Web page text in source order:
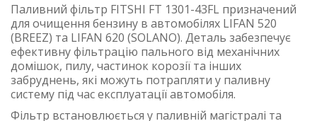
Паливний фільтр FITSHI FT 1301-43FL призначений
для очищення бензину в автомобілях LIFAN 520
(BREEZ) та LIFAN 620 (SOLANO). Деталь забезпечує
ефективну фільтрацію пального від механічних
домішок, пилу, частинок корозії та інших
забруднень, які можуть потрапляти у паливну
систему під час експлуатації автомобіля.
Фільтр встановлюється у паливній магістралі та